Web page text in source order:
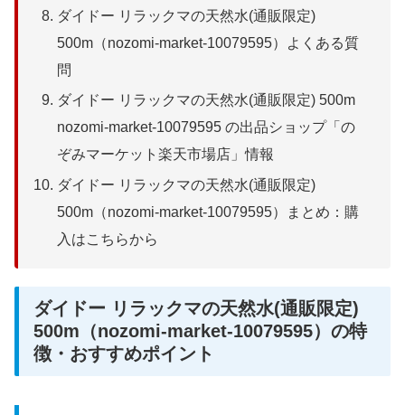
ダイドー リラックマの天然水(通販限定)
500m（nozomi-market-10079595）よくある質
問
ダイドー リラックマの天然水(通販限定) 500m
nozomi-market-10079595 の出品ショップ「の
ぞみマーケット楽天市場店」情報
ダイドー リラックマの天然水(通販限定)
500m（nozomi-market-10079595）まとめ：購
入はこちらから
ダイドー リラックマの天然水(通販限定)
500m（nozomi-market-10079595）の特
徴・おすすめポイント